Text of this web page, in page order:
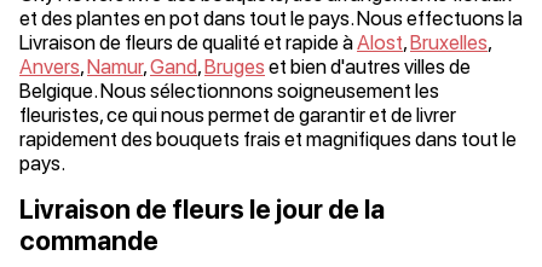
et des plantes en pot dans tout le pays. Nous effectuons la
Livraison de fleurs de qualité et rapide àAlost,Bruxelles,
Anvers,Namur,Gand,Bruges et bien d'autres villes de
Belgique. Nous sélectionnons soigneusement les
fleuristes, ce qui nous permet de garantir et de livrer
rapidement des bouquets frais et magnifiques dans tout le
pays.
Livraison de fleurs le jour de la
commande